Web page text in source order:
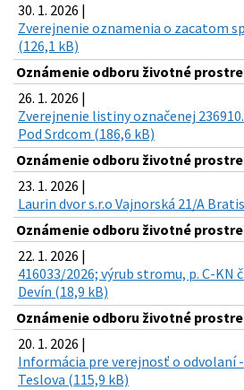
30. 1. 2026 |
Zverejnenie oznamenia o zacatom
(126,1 kB)
Oznámenie odboru životné
26. 1. 2026 |
Zverejnenie listiny označenej
Pod Srdcom (186,6 kB)
Oznámenie odboru životné
23. 1. 2026 |
Laurin dvor s.r.o Vajnorská 21/A
Oznámenie odboru životné
22. 1. 2026 |
416033/2026; výrub stromu, p. C-KN
Devín (18,9 kB)
Oznámenie odboru životné
20. 1. 2026 |
Informácia pre verejnosť o odvolaní
Teslova (115,9 kB)